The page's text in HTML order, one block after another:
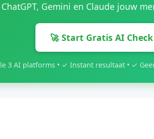
Gemini en Claude jouw
🚀 Start Gratis AI Check
3 AI platforms • ✓ Instant resultaat • ✓